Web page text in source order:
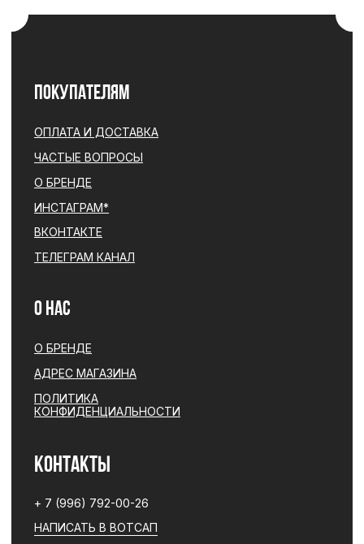
РАЗРАБОТКА САЙТА
ПОЛИТИКА
НАПИСАТЬ В ТЕЛЕГРАМ
*ДЕЯТЕЛЬНОСТЬ КОМПАНИИ META (ФЕЙСБУК, ИНСТАГРАМ)
ДОГОВОР ОФЕРТЫ
© PARFBAR, 2026. ВСЕ ПРАВА ЗАЩИЩЕНЫ.